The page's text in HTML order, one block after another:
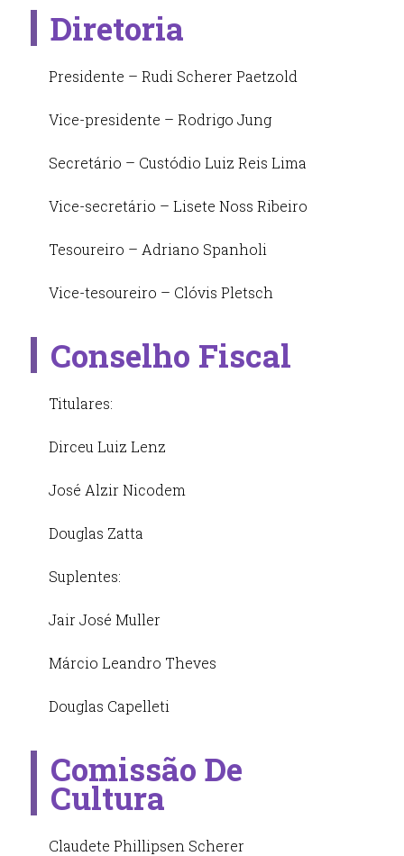
Diretoria
Presidente – Rudi Scherer Paetzold
Vice-presidente – Rodrigo Jung
Secretário – Custódio Luiz Reis Lima
Vice-secretário – Lisete Noss Ribeiro
Tesoureiro – Adriano Spanholi
Vice-tesoureiro – Clóvis Pletsch
Conselho Fiscal
Titulares:
Dirceu Luiz Lenz
José Alzir Nicodem
Douglas Zatta
Suplentes:
Jair José Muller
Márcio Leandro Theves
Douglas Capelleti
Comissão De
Cultura
Claudete Phillipsen Scherer